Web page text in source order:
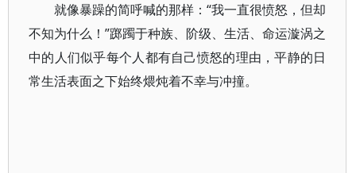
就像暴躁的简呼喊的那样：“我一直很愤怒，但却
不知为什么！”踯躅于种族、阶级、生活、命运漩涡之
中的人们似乎每个人都有自己愤怒的理由，平静的日
常生活表面之下始终煨炖着不幸与冲撞。